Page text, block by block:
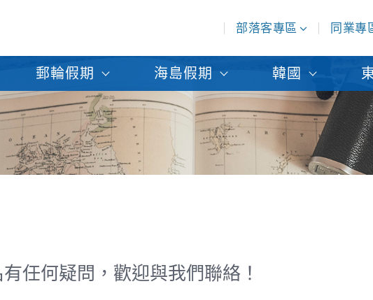
部落客專區 同業專
郵輪假期 海島假期 韓國
任何疑問，歡迎與我們聯絡！